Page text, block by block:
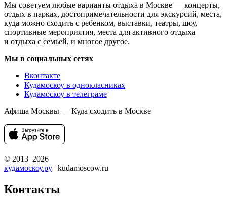
Мы советуем любые варианты отдыха в Москве — концерты,
отдых в парках, достопримечательности для экскурсий, места,
куда можно сходить с ребенком, выставки, театры, шоу,
спортивные мероприятия, места для активного отдыха
и отдыха с семьей, и многое другое.
Мы в социальных сетях
Вконтакте
Кудамоскоу в однокласниках
Кудамоскоу в телеграме
Афиша Москвы — Куда сходить в Москве
© 2013–2026
кудамоскоу.ру | kudamoscow.ru
Контакты